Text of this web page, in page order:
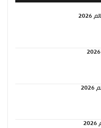
موعد مباراة البرتغال والكونغو في كأس العالم 2026
موعد مباراة النمسا والأردن في كأس العالم 2026
موعد مباراة الأرجنتين والجزائر في كأس العالم 2026
موعد مباراة العراق والنرويج في كأس العالم 2026